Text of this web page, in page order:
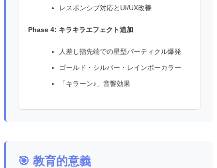
レスポンシブ対応とUI/UX改善
Phase 4: キラキラエフェクト追加
人差し指先端での星型パーティクル爆発
ゴールド・シルバー・レインボーカラー
「キラーン♪」音響効果
🎯 教育的意義